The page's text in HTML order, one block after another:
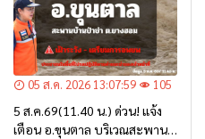
05 ส.ค. 2026 13:07:59 105
5 ส.ค.69(11.40 น.) ด่วน! แจ้ง
เตือน อ.ขุนตาล บริเวณสะพาน